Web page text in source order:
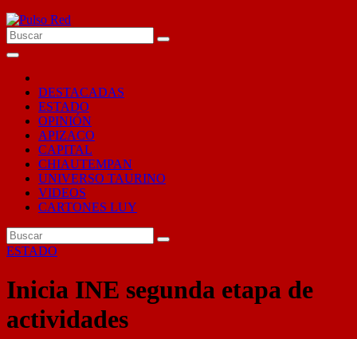
Ir
al
contenido
DESTACADAS
ESTADO
OPINIÓN
APIZACO
CAPITAL
CHIAUTEMPAN
UNIVERSO TAURINO
VIDEOS
CARTONES LUY
ESTADO
Inicia INE segunda etapa de
actividades